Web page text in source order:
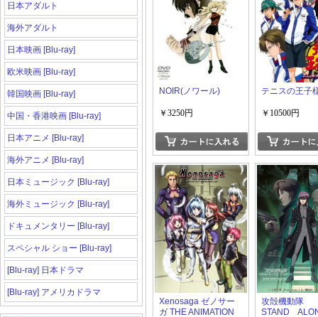
日本アダルト
海外アダルト
日本映画 [Blu-ray]
欧米映画 [Blu-ray]
韓国映画 [Blu-ray]
中国・香港映画 [Blu-ray]
日本アニメ [Blu-ray]
海外アニメ [Blu-ray]
日本ミュージック [Blu-ray]
海外ミュージック [Blu-ray]
ドキュメンタリー [Blu-ray]
スペシャル ショー [Blu-ray]
[Blu-ray] 日本ドラマ
[Blu-ray] アメリカドラマ
NOIR(ノワール)
￥3250円
テニスの王子
￥10500円
Xenosaga ゼノサー
ガ THE ANIMATION
攻殻機動隊
STAND